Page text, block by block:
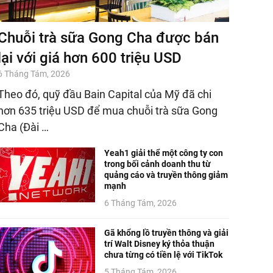
trà sữa Gong Cha được bán
với giá hơn 600 triệu USD
Tháng Tám, 2026
đó, quỹ đầu Bain Capital của Mỹ đã chi
635 triệu USD để mua chuỗi trà sữa Gong
(Đài …
Yeah1 giải thể một công ty con
trong bối cảnh doanh thu từ
quảng cáo và truyền thông giảm
mạnh
6 Tháng Tám, 2026
Gã khổng lồ truyền thông và giải
trí Walt Disney ký thỏa thuận
chưa từng có tiền lệ với TikTok